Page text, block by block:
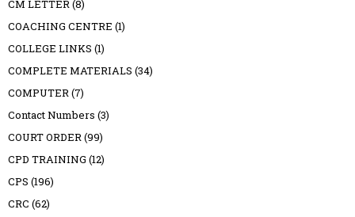
CM LETTER(8)
COACHING CENTRE (1)
COLLEGE LINKS (1)
COMPLETE MATERIALS (34)
COMPUTER(7)
Contact Numbers (3)
COURT ORDER(99)
CPD TRAINING (12)
CPS (196)
CRC (62)